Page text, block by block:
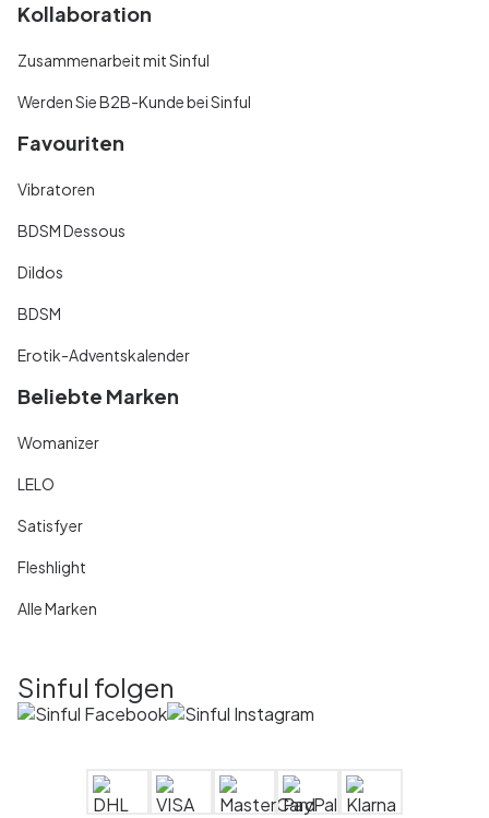
Kollaboration
Zusammenarbeit mit Sinful
Werden Sie B2B-Kunde bei Sinful
Favouriten
Vibratoren
BDSM Dessous
Dildos
BDSM
Erotik-Adventskalender
Beliebte Marken
Womanizer
LELO
Satisfyer
Fleshlight
Alle Marken
Sinful folgen